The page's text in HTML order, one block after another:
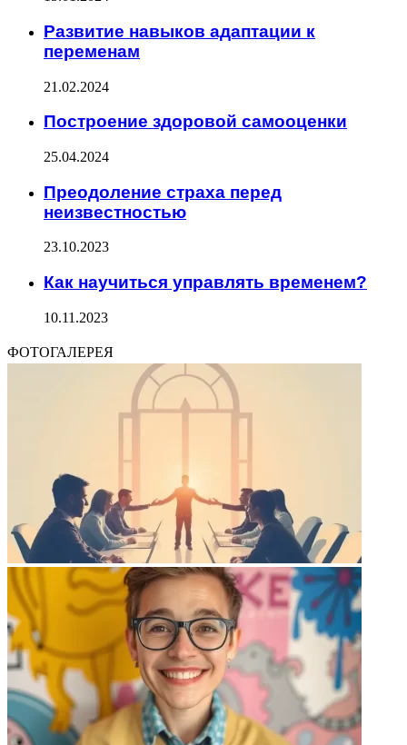
Развитие навыков адаптации к
переменам
21.02.2024
Построение здоровой самооценки
25.04.2024
Преодоление страха перед
неизвестностью
23.10.2023
Как научиться управлять временем?
10.11.2023
ФОТОГАЛЕРЕЯ